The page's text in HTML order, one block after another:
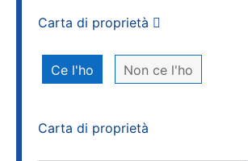
Carta di proprietà
Ce l'ho Non ce l'ho
Carta di proprietà